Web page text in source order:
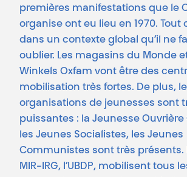
premières manifestations que le
organise ont eu lieu en 1970. Tout
dans un contexte global qu’il ne
oublier. Les magasins du Monde
Winkels Oxfam vont être des
mobilisation très fortes. De plus,
organisations de jeunesses sont
puissantes : la Jeunesse Ouvrière
les Jeunes Socialistes, les Jeunes
Communistes sont très présents.
MIR-IRG, l’UBDP, mobilisent tous